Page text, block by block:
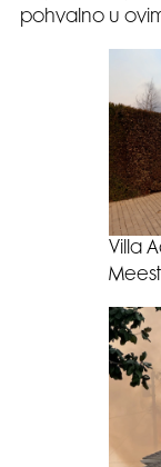
pohvalno u
Villa